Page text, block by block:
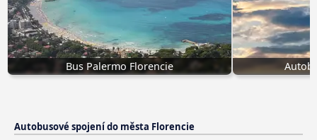
Bus Palermo Florencie
Autobusové spojení do města Florencie